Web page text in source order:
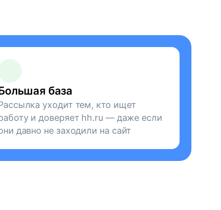
база
уходит тем, кто ищет
и доверяет hh.ru — даже если
давно не заходили на сайт